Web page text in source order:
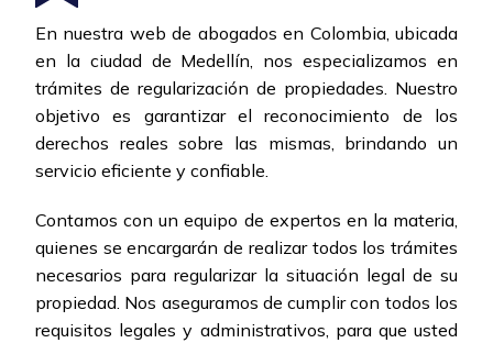
En nuestra web de abogados en Colombia, ubicada
en la ciudad de Medellín, nos especializamos en
trámites de regularización de propiedades. Nuestro
objetivo es garantizar el reconocimiento de los
derechos reales sobre las mismas, brindando un
servicio eficiente y confiable.
Contamos con un equipo de expertos en la materia,
quienes se encargarán de realizar todos los trámites
necesarios para regularizar la situación legal de su
propiedad. Nos aseguramos de cumplir con todos los
requisitos legales y administrativos, para que usted